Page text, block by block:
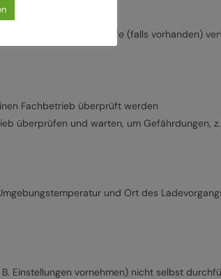
und der Schiebehilfe (falls vorhanden)
Fachbetrieb überprüft werden
überprüfen und warten, um Gefährdungen,
und Ort des
Einstellungen vornehmen) nicht selbst